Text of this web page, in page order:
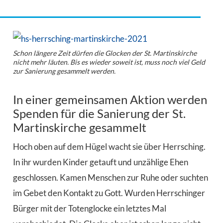
Schon längere Zeit dürfen die Glocken der St. Martinskirche
nicht mehr läuten. Bis es wieder soweit ist, muss noch viel Geld
zur Sanierung gesammelt werden.
In einer gemeinsamen Aktion werden
Spenden für die Sanierung der St.
Martinskirche gesammelt
Hoch oben auf dem Hügel wacht sie über Herrsching.
In ihr wurden Kinder getauft und unzählige Ehen
geschlossen. Kamen Menschen zur Ruhe oder suchten
im Gebet den Kontakt zu Gott. Wurden Herrschinger
Bürger mit der Totenglocke ein letztes Mal